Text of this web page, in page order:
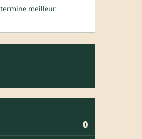
termine meilleur
0